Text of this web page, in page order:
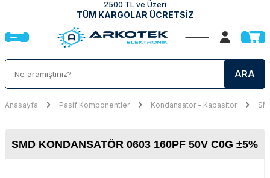
2500 TL ve Üzeri
TÜM KARGOLAR ÜCRETSİZ
ARA
Anasayfa Pasif Komponentler Kondansatör - Kapasitör
SMD KONDANSATÖR 0603 160PF 50V C0G ±5%